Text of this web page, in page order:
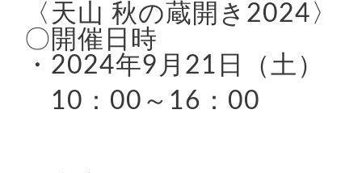
〈天山 秋の蔵開き2024〉
〇開催日時
・2024年9月21日（土）
10：00～16：00